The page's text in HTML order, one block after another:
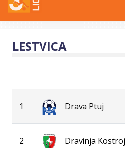
LESTVICA
1 Drava Ptuj
2 Dravinja Kostroj